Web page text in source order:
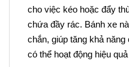
cho việc kéo hoặc đẩy
chứa đầy rác. Bánh xe
chắn, giúp tăng khả
có thể hoạt động hiệu